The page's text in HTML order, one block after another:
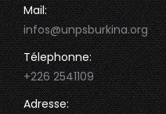
Mail:
infos@unpsburkina.org
Télephonne:
+226 2541109
Adresse: